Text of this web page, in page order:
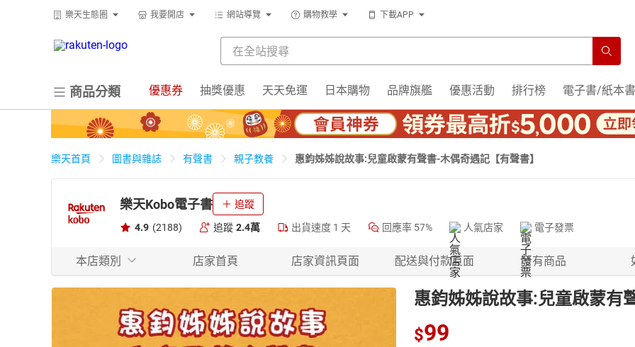
樂天生態圈 我要開店 網站導覽 購物教學 下載APP
商品分類 優惠券 抽獎優惠 天天免運 日本購物 品牌旗艦 優惠活動 排行榜 電子書/紙本書
樂天首頁 圖書與雜誌 有聲書 親子教養 惠鈞姊姊說故事:兒童啟蒙有聲書-木偶奇遇記【有聲書】
樂天Kobo電子書 追蹤
4.9 (2188) 追蹤 2.4萬 出貨速度 1 天 回應率 57% 人氣店家 電子發票
本店類別 店家首頁 店家資訊頁面 配送與付款頁面 所有商品
惠鈞姊姊說故事:兒童啟蒙有
$99